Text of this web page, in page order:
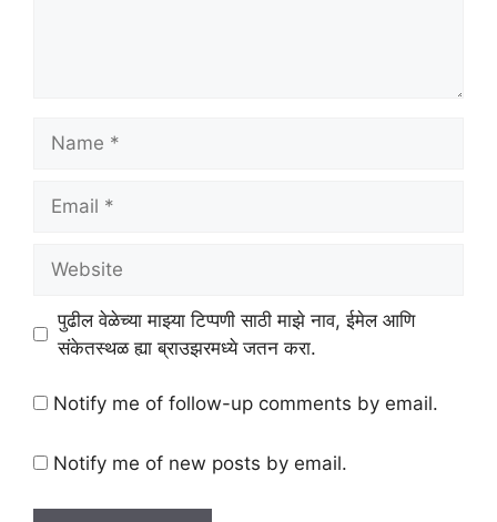
पुढील वेळेच्या माझ्या टिप्पणी साठी माझे नाव, ईमेल आणि
संकेतस्थळ ह्या ब्राउझरमध्ये जतन करा.
Notify me of follow-up comments by email.
Notify me of new posts by email.